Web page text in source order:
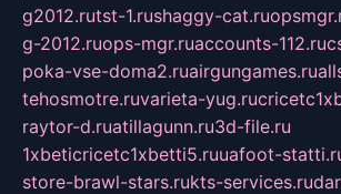
g2012.rutst-1.rushaggy-cat.ru
g-2012.ruops-mgr.ruaccounts-112.ru
poka-vse-doma2.ruairgungames.ru
tehosmotre.ruvarieta-yug.ru
raytor-d.ruatillagunn.ru3d-file.ru
1xbeticricetc1xbetti5.ruuafoot-
store-brawl-stars.rukts-services.ru